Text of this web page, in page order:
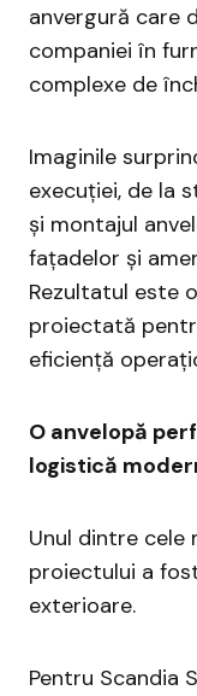
anvergură care
companiei în
complexe de
Imaginile
execuției, de la
și montajul
fațadelor și
Rezultatul este
proiectată
eficiență
O anvelopă
logistică
Unul dintre cele
proiectului a
exterioare.
Pentru Scandia